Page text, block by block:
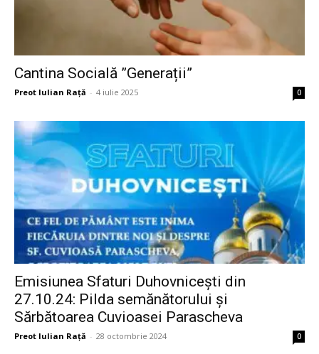
Cantina Socială ”Generații”
Preot Iulian Raţă - 4 iulie 2025 0
Emisiunea Sfaturi Duhovnicești din
27.10.24: Pilda semănătorului și
Sărbătoarea Cuvioasei Parascheva
Preot Iulian Raţă - 28 octombrie 2024 0